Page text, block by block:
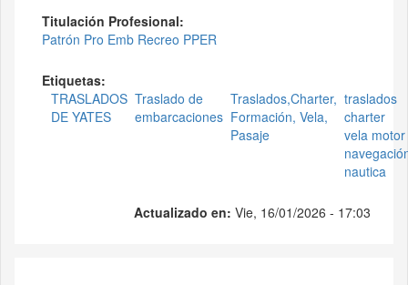
Titulación Profesional:
Patrón Pro Emb Recreo PPER
Etiquetas:
TRASLADOS
DE YATES
Traslado de
embarcaciones
Traslados,Charter,
Formación, Vela,
Pasaje
traslados
charter
vela motor
nautica
Actualizado en: Vie, 16/01/2026 - 17:03